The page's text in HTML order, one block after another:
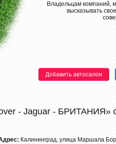
Владельцам компаний,
высказывать
Добавить автосалон
- Jaguar - БРИТАНИЯ»
Калининград, улица Маршала